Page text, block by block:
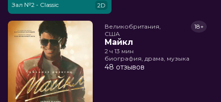
Зал №2 - Classic
2D
Великобритания,
США
Майкл
18+
2 ч 13 мин
биография, драма, музыка
48 отзывов